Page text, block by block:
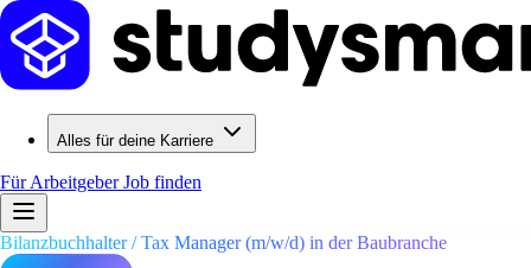
Alles für deine Karriere
Für ArbeitgeberJob finden
Bilanzbuchhalter / Tax Manager (m/w/d) in der Baubranche